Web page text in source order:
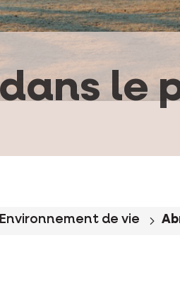
le
Environnement de vie